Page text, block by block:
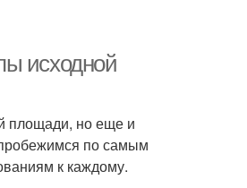
исходной
площади, но еще и
по самым
к каждому.